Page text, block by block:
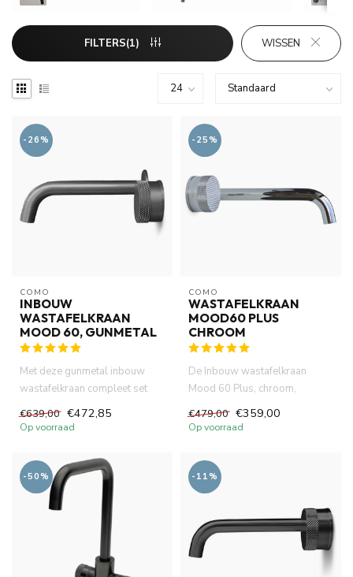
FILTERS(1) WISSEN
-26%
COMO
INBOUW
WASTAFELKRAAN
MOOD 60, GUNMETAL
Met deze gunmetal inbouw
wastafelkraan compleet set
€639,00 €472,85
Op voorraad
-25%
COMO
WASTAFELKRAAN
MOOD60 PLUS
CHROOM
De Inbouw wastafelkraan
Mood 60 Plus, chroom,
messing. ...
€479,00 €359,00
Op voorraad
-50% -11%